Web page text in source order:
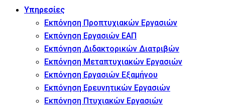
Υπηρεσίες
Εκπόνηση Προπτυχιακών Εργασιών
Εκπόνηση Εργασιών ΕΑΠ
Εκπόνηση Διδακτορικών Διατριβών
Εκπόνηση Μεταπτυχιακών Εργασιών
Εκπόνηση Εργασιών Εξαμήνου
Εκπόνηση Ερευνητικών Εργασιών
Εκπόνηση Πτυχιακών Εργασιών